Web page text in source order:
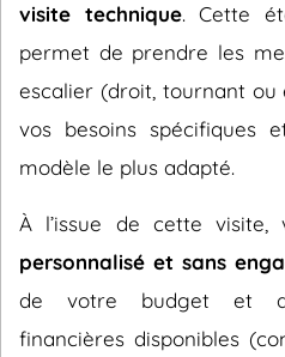
visite technique. Cette
permet de prendre les
escalier (droit, tournant ou
vos besoins spécifiques
modèle le plus adapté.
À l’issue de cette visite,
personnalisé et sans
de votre budget et
financières disponibles